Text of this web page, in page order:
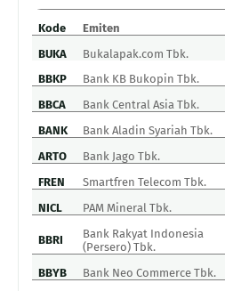
Kode Emiten
BUKA
Bukalapak.com Tbk.
BBKP
Bank KB Bukopin Tbk.
BBCA
Bank Central Asia Tbk.
BANK
Bank Aladin Syariah Tbk.
ARTO
Bank Jago Tbk.
FREN
Smartfren Telecom Tbk.
NICL
PAM Mineral Tbk.
BBRI
Bank Rakyat Indonesia
(Persero) Tbk.
BBYB Bank Neo Commerce Tbk.